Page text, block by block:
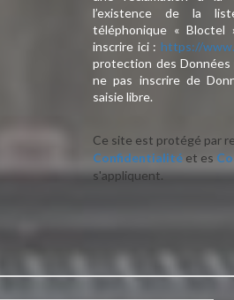
l’existence de la
téléphonique « Bloctel
inscrire ici : https://
protection des Données
ne pas inscrire de
saisie libre.
Ce site est protégé par
Confidentialité et es
s'appliquent.